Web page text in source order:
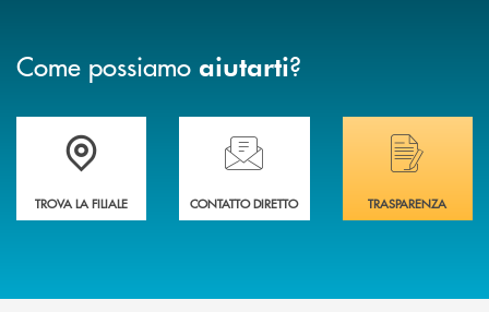
Come possiamo aiutarti?
Trova la filiale più vicina a Te
TROVA LA FILIALE
Hai bisogno di assistenza immediata?
CONTATTO DIRETTO
Hai bisogno di
TRASPARENZA